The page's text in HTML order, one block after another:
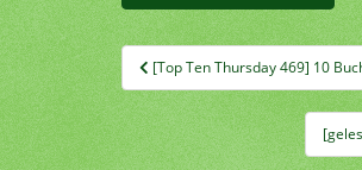
Beitragsnavigation
[Top Ten Thursday 469] 10